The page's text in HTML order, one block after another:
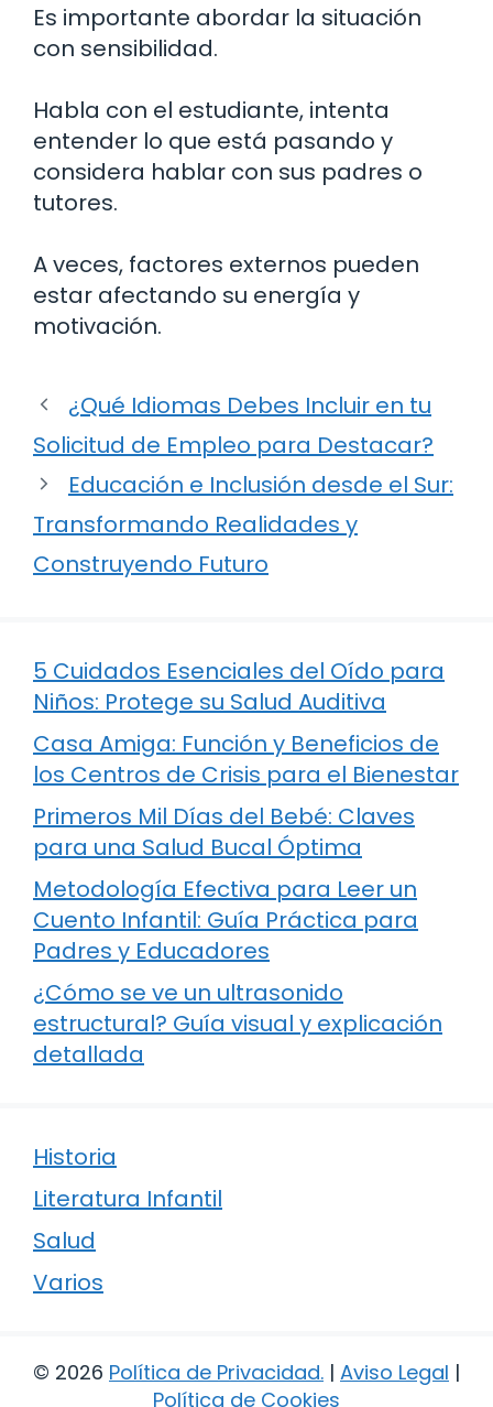
Es importante abordar la situación
con sensibilidad.
Habla con el estudiante, intenta
entender lo que está pasando y
considera hablar con sus padres o
tutores.
A veces, factores externos pueden
estar afectando su energía y
motivación.
¿Qué Idiomas Debes Incluir en tu
Solicitud de Empleo para Destacar?
Educación e Inclusión desde el Sur:
Transformando Realidades y
Construyendo Futuro
5 Cuidados Esenciales del Oído para
Niños: Protege su Salud Auditiva
Casa Amiga: Función y Beneficios de
los Centros de Crisis para el Bienestar
Primeros Mil Días del Bebé: Claves
para una Salud Bucal Óptima
Metodología Efectiva para Leer un
Cuento Infantil: Guía Práctica para
Padres y Educadores
¿Cómo se ve un ultrasonido
estructural? Guía visual y explicación
detallada
Historia
Literatura Infantil
Salud
Varios
© 2026 Política de Privacidad. | Aviso Legal |
Política de Cookies